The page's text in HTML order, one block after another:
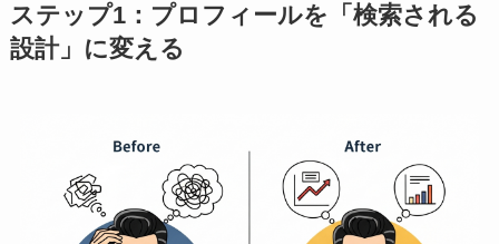
ステップ1：プロフィールを「検索される
設計」に変える